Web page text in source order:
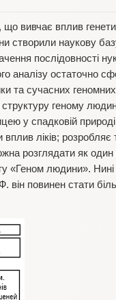
вивчає вплив
створили наукову
послідовності
аналізу остаточно
сучасних геномних
геному
у спадковій
ліків; розробляє
розглядати як один
«Геном людини». Нині
він повинен стати